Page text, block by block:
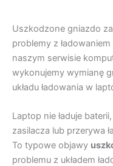
Uszkodzone gniazdo
problemy z
naszym serwisie
wykonujemy wymianę
układu ładowania w
Laptop nie ładuje
zasilacza lub przerywa
To typowe objawy
problemu z układem